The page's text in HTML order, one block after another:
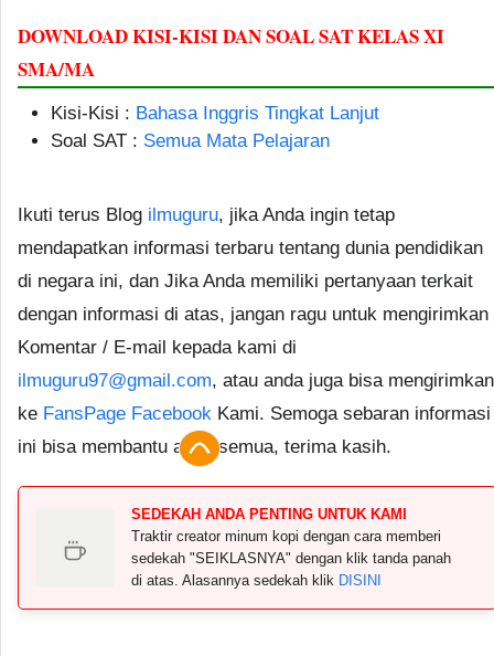
DOWNLOAD KISI-KISI DAN SOAL SAT KELAS XI
SMA/MA
Kisi-Kisi : Bahasa Inggris Tingkat Lanjut
Soal SAT : Semua Mata Pelajaran
Ikuti terus Blog ilmuguru, jika Anda ingin tetap
mendapatkan informasi terbaru tentang dunia pendidikan
di negara ini, dan Jika Anda memiliki pertanyaan terkait
dengan informasi di atas, jangan ragu untuk mengirimkan
Komentar / E-mail kepada kami di
ilmuguru97@gmail.com, atau anda juga bisa mengirimkan
ke FansPage Facebook Kami. Semoga sebaran informasi
ini bisa membantu anda semua, terima kasih.
SEDEKAH ANDA PENTING UNTUK KAMI
Traktir creator minum kopi dengan cara memberi
sedekah "SEIKLASNYA" dengan klik tanda panah
di atas. Alasannya sedekah klik DISINI